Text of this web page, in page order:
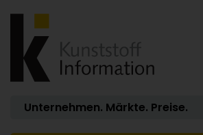
Unternehmen. Märkte. Preise.